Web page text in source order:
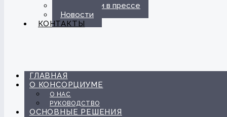
Публикации в прессе
Новости
КОНТАКТЫ
ГЛАВНАЯ
О КОНСОРЦИУМЕ
О НАС
РУКОВОДСТВО
ОСНОВНЫЕ РЕШЕНИЯ